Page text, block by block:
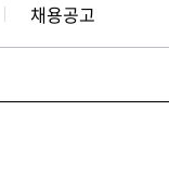
채용공고